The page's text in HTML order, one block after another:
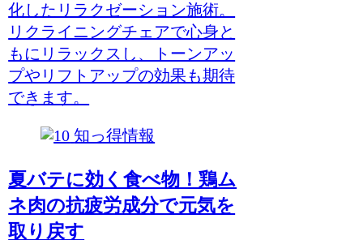
化したリラクゼーション施術。
リクライニングチェアで心身と
もにリラックスし、トーンアッ
プやリフトアップの効果も期待
できます。
知っ得情報
夏バテに効く食べ物！鶏ム
ネ肉の抗疲労成分で元気を
取り戻す